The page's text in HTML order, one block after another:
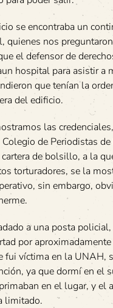
se encontraba un
quienes nos
el defensor de
hospital para asistir a
que tenían la
del edificio.
las
de Periodistas
de bolsillo, a la
torturadores, se la
sin embargo,
a una posta
por
fui víctima en la UNAH,
ya que dormí en el
en el lugar, y el
limitado.